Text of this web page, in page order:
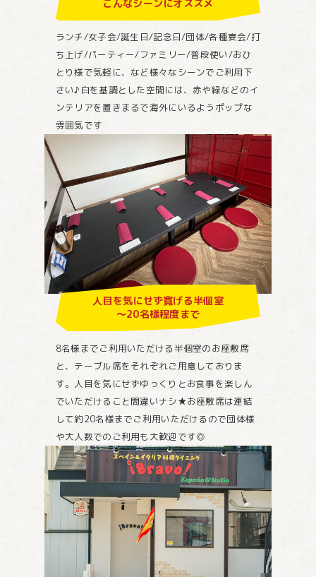
こんなシーンにオススメ
ランチ/女子会/誕生日/記念日/団体/各種宴会/打
ち上げ/パーティー/ファミリー/普段使い/おひ
とり様で気軽に、など様々なシーンでご利用下
さい♪白を基調とした空間には、赤や緑などのイ
ンテリアを置きまるで海外にいるようポップな
雰囲気です
人目を気にせず寛げる半個室
～20名様程度まで
8名様までご利用いただける半個室のお座敷席
と、テーブル席をそれぞれご用意しておりま
す。人目を気にせずゆっくりとお食事を楽しん
でいただけること間違いナシ★お座敷席は連結
して約20名様までご利用いただけるので団体様
や大人数でのご利用も大歓迎です◎